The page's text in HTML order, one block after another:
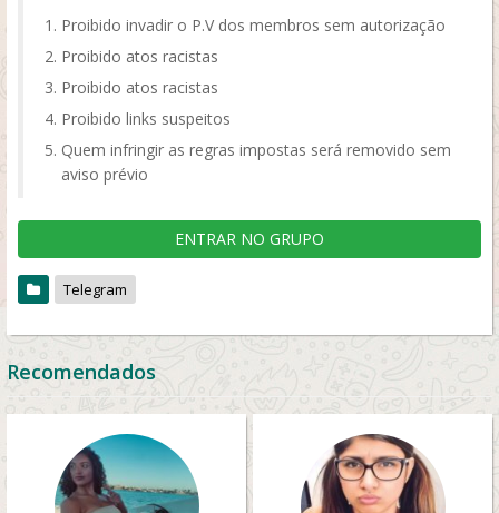
Proibido invadir o P.V dos membros sem autorização
Proibido atos racistas
Proibido atos racistas
Proibido links suspeitos
Quem infringir as regras impostas será removido sem
aviso prévio
ENTRAR NO GRUPO
Telegram
Recomendados